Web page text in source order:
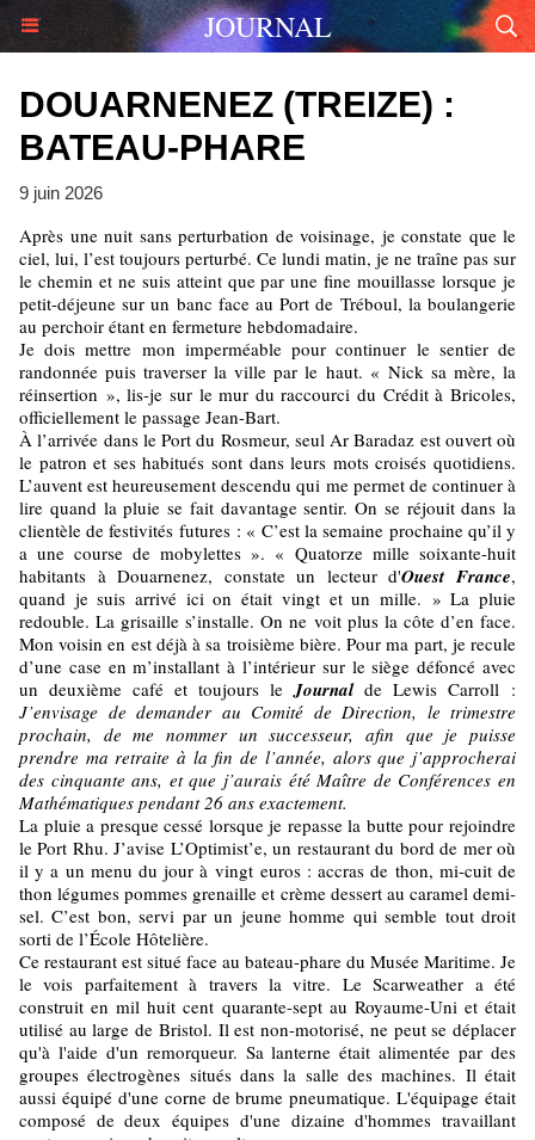
JOURNAL
DOUARNENEZ (TREIZE) :
BATEAU-PHARE
9 juin 2026
Après une nuit sans perturbation de voisinage, je constate que le
ciel, lui, l’est toujours perturbé. Ce lundi matin, je ne traîne pas sur
le chemin et ne suis atteint que par une fine mouillasse lorsque je
petit-déjeune sur un banc face au Port de Tréboul, la boulangerie
au perchoir étant en fermeture hebdomadaire.
Je dois mettre mon imperméable pour continuer le sentier de
randonnée puis traverser la ville par le haut. « Nick sa mère, la
réinsertion », lis-je sur le mur du raccourci du Crédit à Bricoles,
officiellement le passage Jean-Bart.
À l’arrivée dans le Port du Rosmeur, seul Ar Baradaz est ouvert où
le patron et ses habitués sont dans leurs mots croisés quotidiens.
L’auvent est heureusement descendu qui me permet de continuer à
lire quand la pluie se fait davantage sentir. On se réjouit dans la
clientèle de festivités futures : « C’est la semaine prochaine qu’il y
a une course de mobylettes ». « Quatorze mille soixante-huit
habitants à Douarnenez, constate un lecteur d'Ouest France,
quand je suis arrivé ici on était vingt et un mille. » La pluie
redouble. La grisaille s’installe. On ne voit plus la côte d’en face.
Mon voisin en est déjà à sa troisième bière. Pour ma part, je recule
d’une case en m’installant à l’intérieur sur le siège défoncé avec
un deuxième café et toujours leJournalde Lewis Carroll :
J’envisage de demander au Comité de Direction, le trimestre
prochain, de me nommer un successeur, afin que je puisse
prendre ma retraite à la fin de l’année, alors que j’approcherai
des cinquante ans, et que j’aurais été Maître de Conférences en
Mathématiques pendant 26 ans exactement.
La pluie a presque cessé lorsque je repasse la butte pour rejoindre
le Port Rhu. J’avise L’Optimist’e, un restaurant du bord de mer où
il y a un menu du jour à vingt euros : accras de thon, mi-cuit de
thon légumes pommes grenaille et crème dessert au caramel demi-
sel. C’est bon, servi par un jeune homme qui semble tout droit
sorti de l’École Hôtelière.
Ce restaurant est situé face au bateau-phare du Musée Maritime. Je
le vois parfaitement à travers la vitre. Le Scarweather a été
construit en mil huit cent quarante-sept au Royaume-Uni et était
utilisé au large de Bristol. Il est non-motorisé, ne peut se déplacer
qu'à l'aide d'un remorqueur. Sa lanterne était alimentée par des
groupes électrogènes situés dans la salle des machines. Il était
aussi équipé d'une corne de brume pneumatique. L'équipage était
composé de deux équipes d'une dizaine d'hommes travaillant